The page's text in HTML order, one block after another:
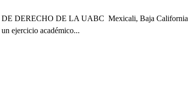
DERECHO DE LA UABC Mexicali, Baja California.
ejercicio académico...